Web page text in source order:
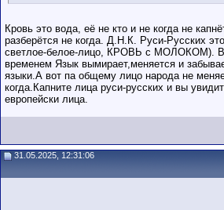
Кровь это вода, её не кто и не когда не
разберётся не когда. Д.Н.К. Руси-Русских
светлое-белое-лицо, КРОВЬ с МОЛОКОМ).
временем Язык вымирает,меняется и
языки.А вот па общему лицо народа не
когда.Капните лица руси-русских и вы
европейски лица.
31.05.2025, 12:31:06